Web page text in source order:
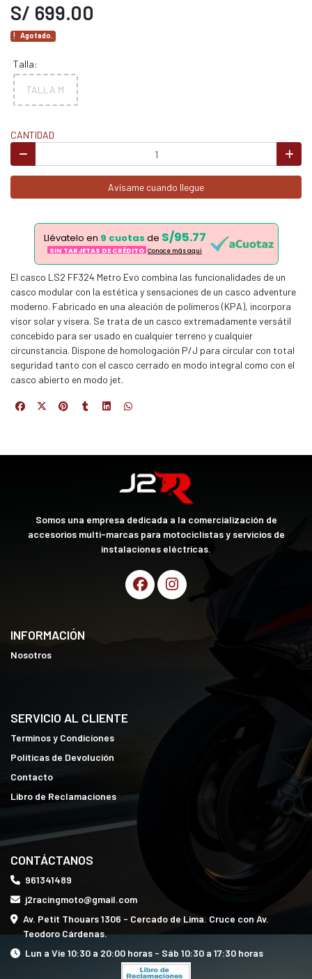
S/ 699.00
Agotado.
Talla:
TALLA M
CANTIDAD
Avísame cuando llegue
Llévatelo en 9 cuotas de S/95.77
SIN TARJETAS DE CRÉDITO Conoce más aqui
El casco LS2 FF324 Metro Evo combina las funcionalidades de un
casco modular con la estética y sensaciones de un casco adventure
moderno. Fabricado en una aleación de polímeros (KPA), incorpora
visor solar y visera. Se trata de un casco extremadamente versátil
concebido para ser usado en cualquier terreno y cualquier
circunstancia. Dispone de homologación P/J para circular con total
seguridad tanto con el casco cerrado en modo integral como con el
casco abierto en modo jet.
Somos una empresa dedicada a la comercialización de
accesorios multi-marcas para motociclistas y servicios de
instalaciones eléctricas.
INFORMACIÓN
Nosotros
SERVICIO AL CLIENTE
Terminos y Condiciones
Políticas de Devolución
Contacto
Libro de Reclamaciones
CONTÁCTANOS
961341489
j2racingmoto@gmail.com
Av. Petit Thouars 1306 - Cercado de Lima. Cruce con Av.
Teodoro Cárdenas.
Lun a Vie 10:30 a 20:00 horas - Sáb 10:30 a 17:30 horas